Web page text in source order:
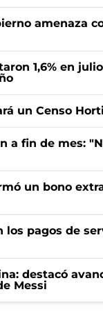
amenaza
1,6% en
un Censo
a fin de mes:
un bono
los pagos de
destacó
Messi